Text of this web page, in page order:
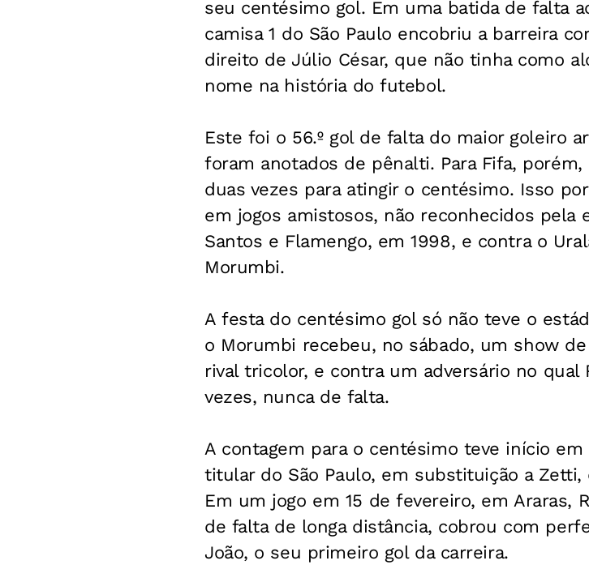
seu centésimo gol. Em uma batida de falta
camisa 1 do São Paulo encobriu a barreira
direito de Júlio César, que não tinha como
nome na história do futebol.
Este foi o 56.º gol de falta do maior goleiro
foram anotados de pênalti. Para Fifa,
duas vezes para atingir o centésimo. Isso
em jogos amistosos, não reconhecidos
Santos e Flamengo, em 1998, e contra o
Morumbi.
A festa do centésimo gol só não teve o
o Morumbi recebeu, no sábado, um show
rival tricolor, e contra um adversário no qual
vezes, nunca de falta.
A contagem para o centésimo teve início
titular do São Paulo, em substituição a
Em um jogo em 15 de fevereiro, em Araras,
de falta de longa distância, cobrou com
João, o seu primeiro gol da carreira.